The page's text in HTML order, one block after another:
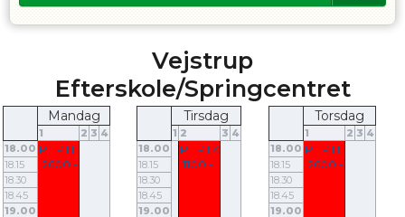
Vejstrup
Efterskole/Springcentret
Mandag
1 2 3 4
18.00 PT PT1
18.15 2600.-
18.30
18.45
19.00
Tirsdag
1 2 3 4
18.00
PT PTK
18.15 1100.-
18.30
18.45
19.00
Torsdag
1 2 3 4
18.00 PT PT1
18.15 2600.-
18.30
18.45
19.00